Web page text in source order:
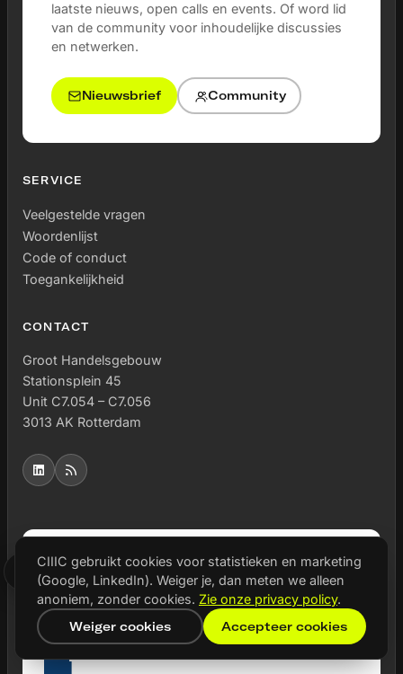
laatste nieuws, open calls en events. Of word lid
van de community voor inhoudelijke discussies
en netwerken.
Nieuwsbrief Community
SERVICE
Veelgestelde vragen
Woordenlijst
Code of conduct
Toegankelijkheid
CONTACT
Groot Handelsgebouw
Stationsplein 45
Unit C7.054 – C7.056
3013 AK Rotterdam
CIIIC gebruikt cookies voor statistieken en marketing
(Google, LinkedIn). Weiger je, dan meten we alleen
anoniem, zonder cookies. Zie onze privacy policy.
Weiger cookies Accepteer cookies